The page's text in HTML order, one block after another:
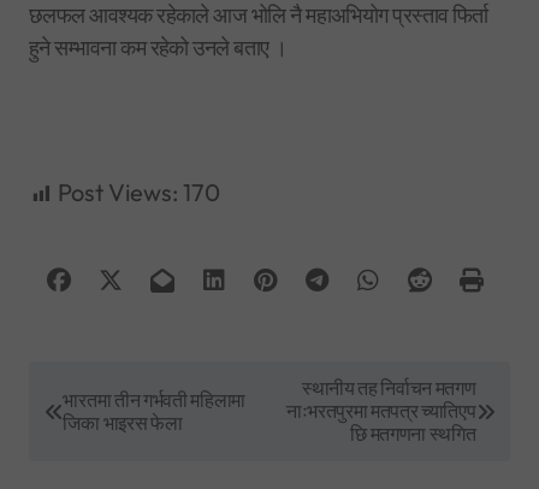
छलफल आवश्यक रहेकाले आज भोलि नै महाअभियोग प्रस्ताव फिर्ता
हुने सम्भावना कम रहेको उनले बताए ।
Post Views: 170
o
भारतमा तीन गर्भवती महिलामा
जिका भाइरस फेला
स्थानीय तह निर्वाचन मतगण
नाःभरतपुरमा मतपत्र च्यातिएप
छि मतगणना स्थगित